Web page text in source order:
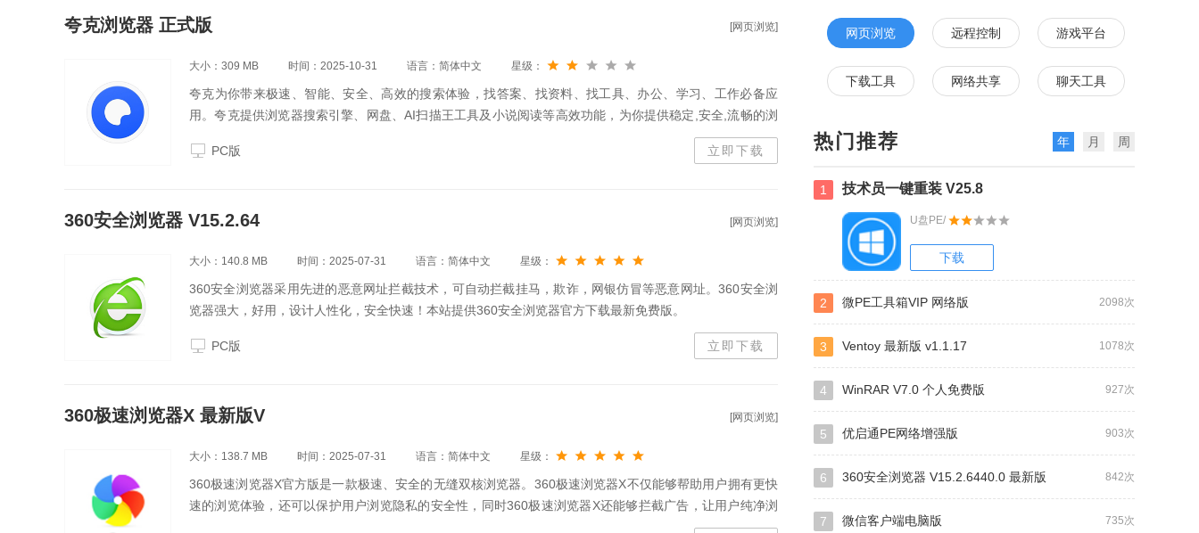
[网页浏览]
夸克浏览器 正式版
大小：309 MB 时间：2025-10-31 语言：简体中文 星级：
夸克为你带来极速、智能、安全、高效的搜索体验，找答案、找资料、找工具、办公、学习、工作必备应
用。夸克提供浏览器搜索引擎、网盘、AI扫描王工具及小说阅读等高效功能，为你提供稳定,安全,流畅的浏
PC版
立即下载
[网页浏览]
360安全浏览器 V15.2.64
大小：140.8 MB 时间：2025-07-31 语言：简体中文 星级：
360安全浏览器采用先进的恶意网址拦截技术，可自动拦截挂马，欺诈，网银仿冒等恶意网址。360安全浏
览器强大，好用，设计人性化，安全快速！本站提供360安全浏览器官方下载最新免费版。
PC版 立即下载
[网页浏览]
360极速浏览器X 最新版V
大小：138.7 MB 时间：2025-07-31 语言：简体中文 星级：
360极速浏览器X官方版是一款极速、安全的无缝双核浏览器。360极速浏览器X不仅能够帮助用户拥有更快
速的浏览体验，还可以保护用户浏览隐私的安全性，同时360极速浏览器X还能够拦截广告，让用户纯净浏
网页浏览 远程控制 游戏平台
下载工具 网络共享 聊天工具
热门推荐 年 月 周
1 技术员一键重装 V25.8
U盘PE/
下载
2098次
2 微PE工具箱VIP 网络版
1078次
3 Ventoy 最新版 v1.1.17
927次
4 WinRAR V7.0 个人免费版
903次
5 优启通PE网络增强版
842次
6 360安全浏览器 V15.2.6440.0 最新版
735次
7 微信客户端电脑版